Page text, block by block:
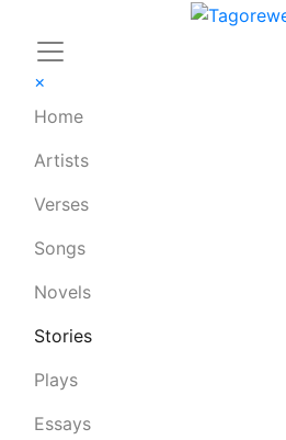
×
Home
Artists
Verses
Songs
Novels
Stories
Plays
Essays